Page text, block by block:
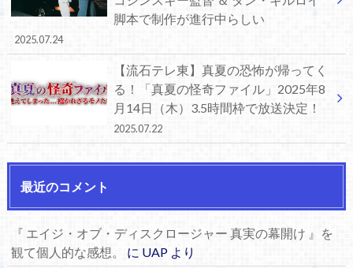
脚本で制作が進行中らしい
2025.07.24
【流石テレ東】真夏の恐怖が帰ってく
る！「真夏の怪奇ファイル」2025年8
月14日（木）3.5時間枠で放送決定！
2025.07.22
最近のコメント
『 エイジ・オブ・ディスクロージャー 真実の幕開け 』を
観て個人的な感想。
に UAPより